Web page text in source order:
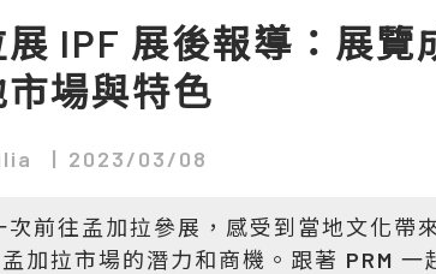
IPF 展後報導：展覽
場與特色
2023/03/08
次前往孟加拉參展，感受到當地文化帶
加拉市場的潛力和商機。跟著 PRM